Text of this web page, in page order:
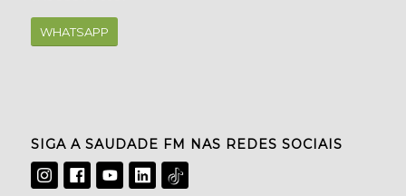
WHATSAPP
SIGA A SAUDADE FM NAS REDES SOCIAIS